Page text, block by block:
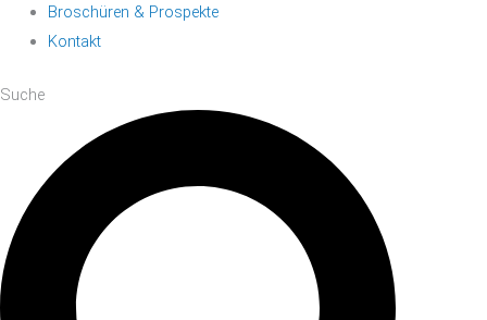
Broschüren & Prospekte
Kontakt
Suche